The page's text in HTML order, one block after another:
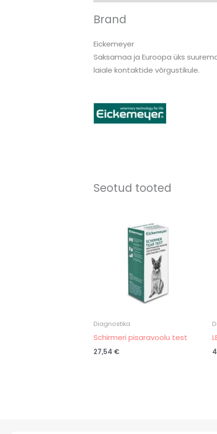
Brand
Eickemeyer
Saksamaa ja Euroopa üks
laiale kontaktide võrgustikule.
Seotud tooted
Diagnostika
Schirmeri pisaravoolu test
27,54 €